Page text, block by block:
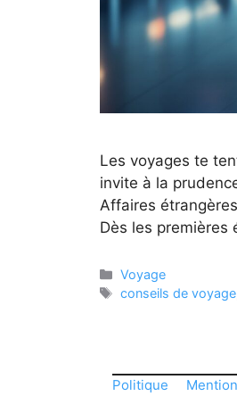
Les voyages te
invite à la
Affaires
Dès les
Catégories
Voyage
Étiquettes
conseils de voyage
Politique